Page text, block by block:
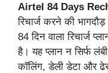
Airtel 84 Days
रिचार्ज करने की
84 दिन वाला रिचार्ज
है। यह प्लान न सिर्फ
कॉलिंग, डेली डेटा और ढेर